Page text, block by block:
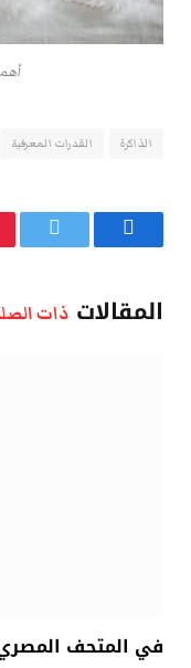
الذاكرة القدرات المعرفية
فيسبوك تويتر
المقالات ذات
في المتحف